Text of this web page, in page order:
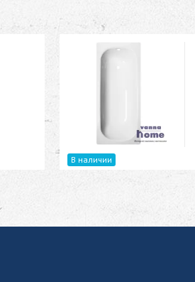
В наличии